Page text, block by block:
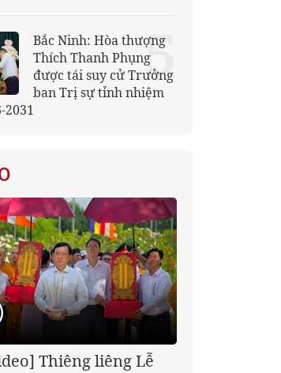
Bắc Ninh: Hòa thượng
Thích Thanh Phụng
được tái suy cử Trưởng
ban Trị sự tỉnh nhiệm
2031
5
Thiêng liêng Lễ